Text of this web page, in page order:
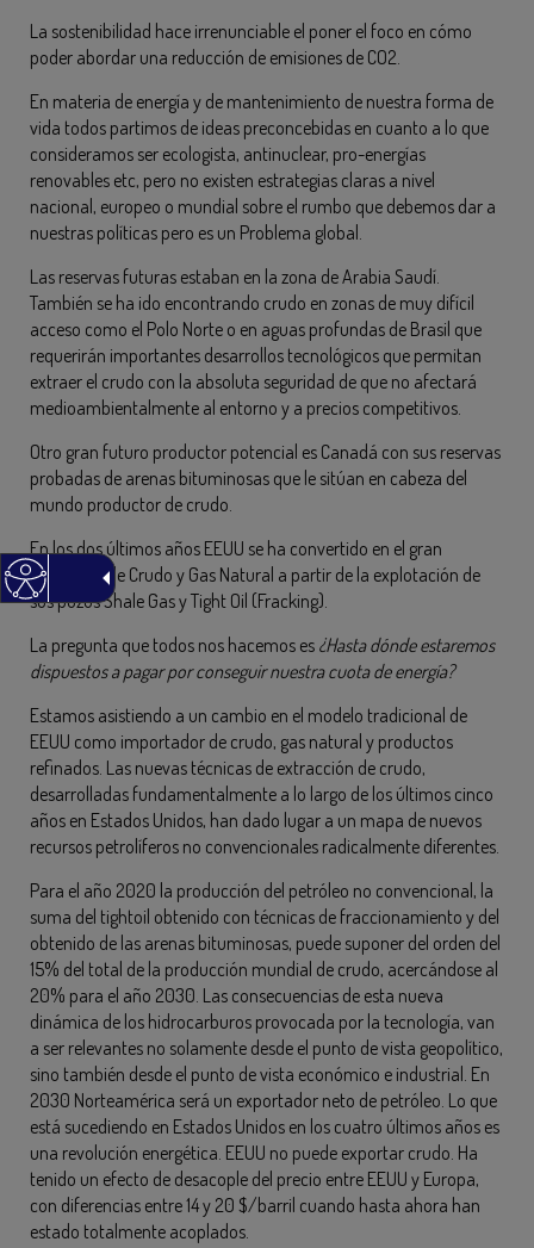
La sostenibilidad hace irrenunciable el poner el foco en cómo
poder abordar una reducción de emisiones de CO2.
En materia de energía y de mantenimiento de nuestra forma de
vida todos partimos de ideas preconcebidas en cuanto a lo que
consideramos ser ecologista, antinuclear, pro-energías
renovables etc, pero no existen estrategias claras a nivel
nacional, europeo o mundial sobre el rumbo que debemos dar a
nuestras políticas pero es un Problema global.
Las reservas futuras estaban en la zona de Arabia Saudí.
También se ha ido encontrando crudo en zonas de muy difícil
acceso como el Polo Norte o en aguas profundas de Brasil que
requerirán importantes desarrollos tecnológicos que permitan
extraer el crudo con la absoluta seguridad de que no afectará
medioambientalmente al entorno y a precios competitivos.
Otro gran futuro productor potencial es Canadá con sus reservas
probadas de arenas bituminosas que le sitúan en cabeza del
mundo productor de crudo.
En los dos últimos años EEUU se ha convertido en el gran
productor de Crudo y Gas Natural a partir de la explotación de
sus pozos Shale Gas y Tight Oil (Fracking).
La pregunta que todos nos hacemos es ¿Hasta dónde estaremos
dispuestos a pagar por conseguir nuestra cuota de energía?
Estamos asistiendo a un cambio en el modelo tradicional de
EEUU como importador de crudo, gas natural y productos
refinados. Las nuevas técnicas de extracción de crudo,
desarrolladas fundamentalmente a lo largo de los últimos cinco
años en Estados Unidos, han dado lugar a un mapa de nuevos
recursos petrolíferos no convencionales radicalmente diferentes.
Para el año 2020 la producción del petróleo no convencional, la
suma del tightoil obtenido con técnicas de fraccionamiento y del
obtenido de las arenas bituminosas, puede suponer del orden del
15% del total de la producción mundial de crudo, acercándose al
20% para el año 2030. Las consecuencias de esta nueva
dinámica de los hidrocarburos provocada por la tecnología, van
a ser relevantes no solamente desde el punto de vista geopolítico,
sino también desde el punto de vista económico e industrial. En
2030 Norteamérica será un exportador neto de petróleo. Lo que
está sucediendo en Estados Unidos en los cuatro últimos años es
una revolución energética. EEUU no puede exportar crudo. Ha
tenido un efecto de desacople del precio entre EEUU y Europa,
con diferencias entre 14 y 20 $/barril cuando hasta ahora han
estado totalmente acoplados.